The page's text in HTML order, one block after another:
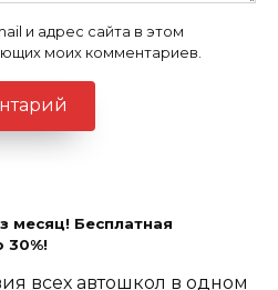
и адрес сайта в этом
моих комментариев.
месяц! Бесплатная
30%!
всех автошкол в одном